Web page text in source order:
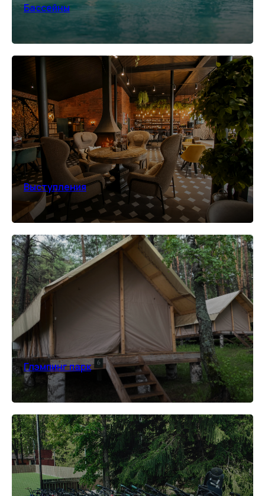
Бассейны
Выступления
Глэмпинг парк